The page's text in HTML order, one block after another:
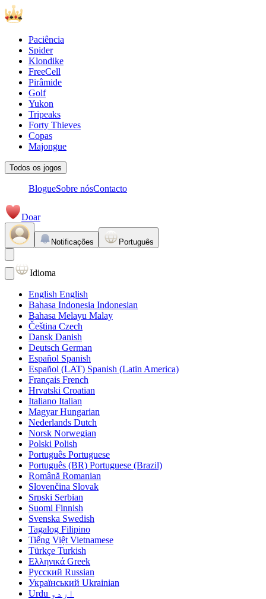
Paciência
Spider
Klondike
FreeCell
Pirâmide
Golf
Yukon
Tripeaks
Forty Thieves
Copas
Majongue
Todos os jogos
BlogueSobre nósContacto
Doar
Notificações Português
Idioma
English English
Bahasa Indonesia Indonesian
Bahasa Melayu Malay
Čeština Czech
Dansk Danish
Deutsch German
Español Spanish
Español (LAT) Spanish (Latin America)
Français French
Hrvatski Croatian
Italiano Italian
Magyar Hungarian
Nederlands Dutch
Norsk Norwegian
Polski Polish
Português Portuguese
Português (BR) Portuguese (Brazil)
Română Romanian
Slovenčina Slovak
Srpski Serbian
Suomi Finnish
Svenska Swedish
Tagalog Filipino
Tiếng Việt Vietnamese
Türkçe Turkish
Ελληνικά Greek
Русский Russian
Український Ukrainian
اردو Urdu